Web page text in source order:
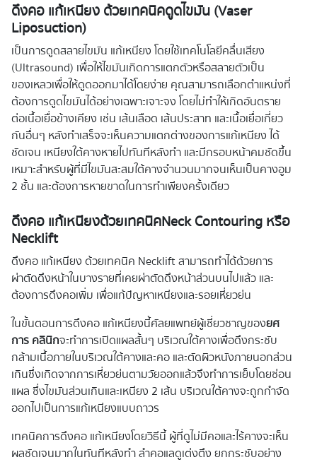
ดึงคอ แก้เหนียง ด้วยเทคนิคดูดไขมัน (Vaser
Liposuction)
เป็นการดูดสลายไขมัน แก้เหนียง โดยใช้เทคโนโลยีคลื่นเสียง
(Ultrasound) เพื่อให้ไขมันเกิดการแตกตัวหรือสลายตัวเป็น
ของเหลวเพื่อให้ดูดออกมาได้โดยง่าย คุณสามารถเลือกตำแหน่งที่
ต้องการดูดไขมันได้อย่างเฉพาะเจาะจง โดยไม่ทำให้เกิดอันตราย
ต่อเนื้อเยื่อข้างเคียง เช่น เส้นเลือด เส้นประสาท และเนื้อเยื่อเกี่ยว
กันอื่นๆ หลังทำเสร็จจะเห็นความแตกต่างของการแก้เหนียง ได้
ชัดเจน เหนียงใต้คางหายไปทันทีหลังทำ และมีกรอบหน้าคมชัดขึ้น
เหมาะสำหรับผู้ที่มีไขมันสะสมใต้คางจำนวนมากจนเห็นเป็นคางอูม
2 ชั้น และต้องการหายขาดในการทำเพียงครั้งเดียว
ดึงคอ แก้เหนียงด้วยเทคนิคNeck Contouring หรือ
Necklift
ดึงคอ แก้เหนียง ด้วยเทคนิค Necklift สามารถทำได้ด้วยการ
ผ่าตัดดึงหน้าในบางรายที่เคยผ่าตัดดึงหน้าส่วนบนไปแล้ว และ
ต้องการดึงคอเพิ่ม เพื่อแก้ปัญหาเหนียงและรอยเหี่ยวย่น
ในขั้นตอนการดึงคอ แก้เหนียงนี้ศัลยแพทย์ผู้เชี่ยวชาญของยศ
การ คลินิกจะทำการเปิดแผลสั้นๆ บริเวณใต้คางเพื่อดึงกระชับ
กล้ามเนื้อภายในบริเวณใต้คางและคอ และตัดผิวหนังภายนอกส่วน
เกินซึ่งเกิดจากการเหี่ยวย่นตามวัยออกแล้วจึงทำการเย็บโดยซ่อน
แผล ซึ่งไขมันส่วนเกินและเหนียง 2 เส้น บริเวณใต้คางจะถูกกำจัด
ออกไปเป็นการแก้เหนียงแบบถาวร
เทคนิคการดึงคอ แก้เหนียงโดยวิธีนี้ ผู้ที่ดูไม่มีคอและไร้คางจะเห็น
ผลชัดเจนมากในทันทีหลังทำ ลำคอแลดูเต่งตึง ยกกระชับอย่าง